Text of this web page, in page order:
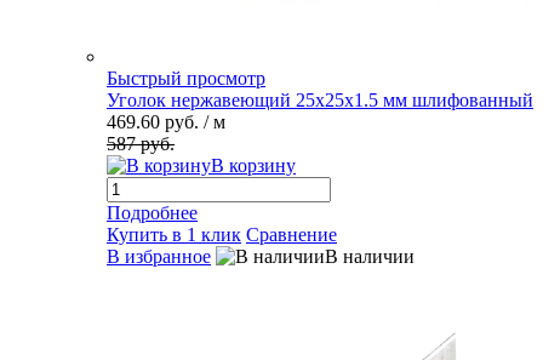
Быстрый просмотр
Уголок нержавеющий 25х25х1.5 мм шлифованный
469.60 руб. / м
587 руб.
В корзину
Подробнее
Купить в 1 клик Сравнение
В избранное
В наличии